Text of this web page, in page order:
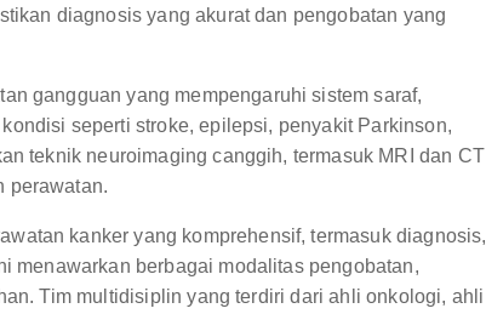
diagnosis yang akurat dan pengobatan yang
gangguan yang mempengaruhi sistem saraf,
seperti stroke, epilepsi, penyakit Parkinson,
teknik neuroimaging canggih, termasuk MRI dan CT
perawatan.
kanker yang komprehensif, termasuk diagnosis,
menawarkan berbagai modalitas pengobatan,
Tim multidisiplin yang terdiri dari ahli onkologi, ahli